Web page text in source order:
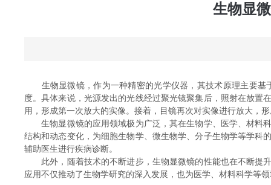
生物显
生物显微镜，作为一种精密的光学仪器，其技术原理主要基
度。具体来说，光源发出的光线经过聚光镜聚集后，照射在放
用，形成第一次放大的实像。接着，目镜再次对实像进行放大，
生物显微镜的应用领域极为广泛，其在生物学、医学、材料科
结构和动态变化，为细胞生物学、微生物学、分子生物学等学科
辅助医生进行疾病诊断。
此外，随着技术的不断进步，生物显微镜的性能也在不断提升
应用不仅推动了生物学研究的深入发展，也为医学、材料科学等